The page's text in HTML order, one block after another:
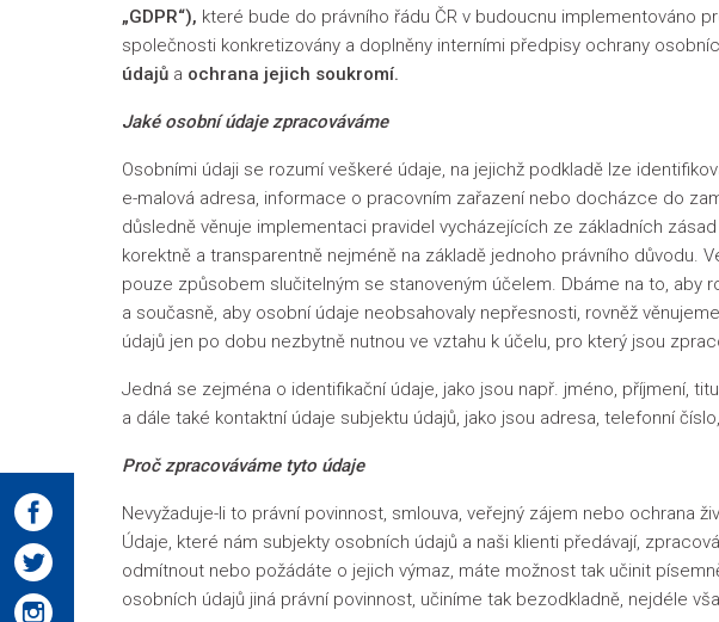
„GDPR“), které bude do právního řádu ČR v budoucnu implementováno
společnosti konkretizovány a doplněny interními předpisy ochrany
údajů a ochrana jejich soukromí.
Jaké osobní údaje zpracováváme
Osobními údaji se rozumí veškeré údaje, na jejichž podkladě lze
e-malová adresa, informace o pracovním zařazení nebo docházce do
důsledně věnuje implementaci pravidel vycházejících ze základních
korektně a transparentně nejméně na základě jednoho právního
pouze způsobem slučitelným se stanoveným účelem. Dbáme na to, aby
a současně, aby osobní údaje neobsahovaly nepřesnosti, rovněž
údajů jen po dobu nezbytně nutnou ve vztahu k účelu, pro který jsou
Jedná se zejména o identifikační údaje, jako jsou např. jméno, příjmení,
a dále také kontaktní údaje subjektu údajů, jako jsou adresa, telefonní
Proč zpracováváme tyto údaje
Nevyžaduje-li to právní povinnost, smlouva, veřejný zájem nebo ochrana
Údaje, které nám subjekty osobních údajů a naši klienti předávají,
odmítnout nebo požádáte o jejich výmaz, máte možnost tak učinit
osobních údajů jiná právní povinnost, učiníme tak bezodkladně, nejdéle